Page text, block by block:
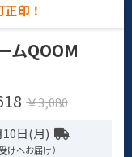
印！
ムQOOM
￥3,080
日(月)
けへお届け）